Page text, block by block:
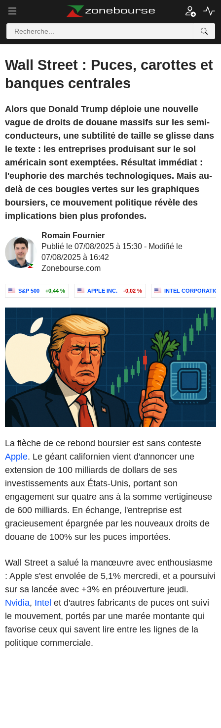
Wall Street : Puces, carottes et
banques centrales
Alors que Donald Trump déploie une nouvelle
vague de droits de douane massifs sur les semi-
conducteurs, une subtilité de taille se glisse dans
le texte : les entreprises produisant sur le sol
américain sont exemptées. Résultat immédiat :
l'euphorie des marchés technologiques. Mais au-
delà de ces bougies vertes sur les graphiques
boursiers, ce mouvement politique révèle des
implications bien plus profondes.
Romain Fournier
Publié le 07/08/2025 à 15:30 - Modifié le
07/08/2025 à 16:42
Zonebourse.com
S&P 500 +0,44 % APPLE INC. -0,02 % INTEL
La flèche de ce rebond boursier est sans conteste
Apple. Le géant californien vient d'annoncer une
extension de 100 milliards de dollars de ses
investissements aux États-Unis, portant son
engagement sur quatre ans à la somme vertigineuse
de 600 milliards. En échange, l'entreprise est
gracieusement épargnée par les nouveaux droits de
douane de 100% sur les puces importées.
Wall Street a salué la manœuvre avec enthousiasme
: Apple s'est envolée de 5,1% mercredi, et a poursuivi
sur sa lancée avec +3% en préouverture jeudi.
Nvidia, Intel et d'autres fabricants de puces ont suivi
le mouvement, portés par une marée montante qui
favorise ceux qui savent lire entre les lignes de la
politique commerciale.